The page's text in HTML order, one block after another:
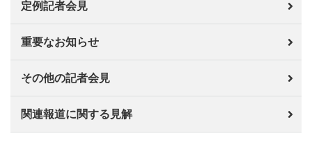
定例記者会見
重要なお知らせ
その他の記者会見
関連報道に関する見解